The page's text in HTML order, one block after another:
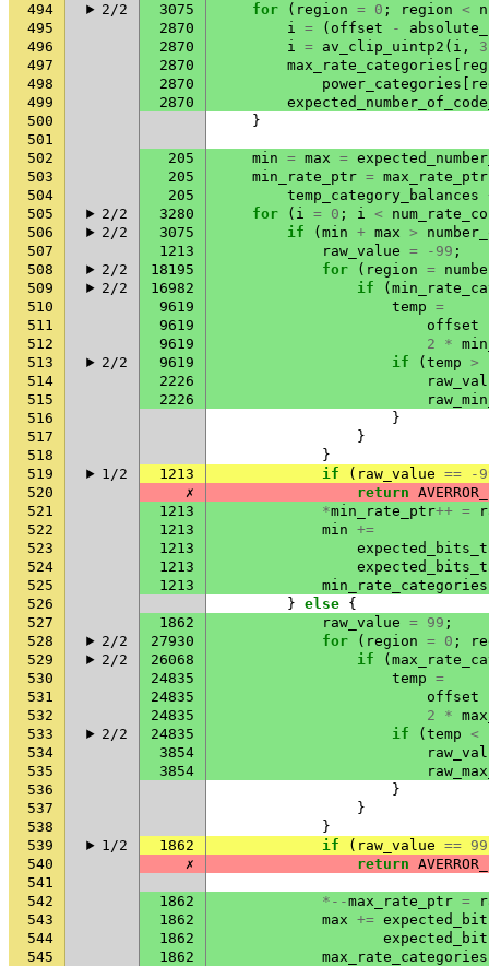
494
2/2 3075 for ( region = 0 ; region <
495
2870 i = ( offset -
496
2870 i = av_clip_uintp2 ( i , 3
497
2870 max_rate_categories
498
2870 power_categories
499
2870
500
}
501
502
205 min = max =
503
205 min_rate_ptr = max_rate_ptr
504
205 temp_category_balances
505
2/2 3280 for ( i = 0 ; i <
506
2/2 3075 if ( min + max >
507
1213 raw_value = -99 ;
508
2/2 18195 for ( region =
509
2/2 16982 if (
510
9619 temp =
511
9619 offset
512
9619 2 *
513
2/2 9619 if ( temp >
514
2226
515
2226
516
}
517
}
518
}
519
1/2 1213 if ( raw_value ==
-
520
✗ return
521
1213 *min_rate_ptr++ =
522
1213 min +=
523
1213
524
1213
525
1213 min_rate_categories
526
} else {
527
1862 raw_value = 99 ;
528
2/2 27930 for ( region = 0 ;
529
2/2 26068 if (
530
24835 temp =
531
24835 offset
532
24835 2 *
533
2/2 24835 if ( temp <
534
3854
535
3854
536
}
537
}
538
}
539
1/2 1862 if ( raw_value == 99
540
✗ return
541
542
1862 *--max_rate_ptr =
543
1862 max +=
544
1862
545
1862 max_rate_categories